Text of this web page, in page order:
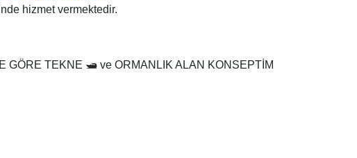
hizmet vermektedir.
GÖRE TEKNE 🛥 ve ORMANLIK ALAN KONSEPTİM